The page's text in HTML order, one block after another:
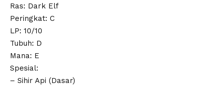
Ras: Dark Elf
Peringkat: C
LP: 10/10
Tubuh: D
Mana: E
Spesial:
– Sihir Api (Dasar)